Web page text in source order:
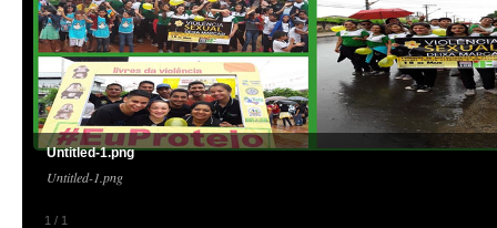
1 / 1
Untitled-1.png
Untitled-1.png